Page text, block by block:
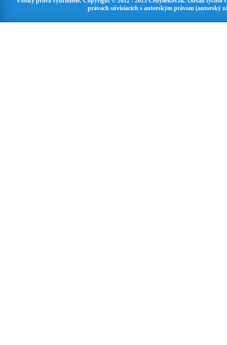
právach súvisiacich s autorským právom (autorský